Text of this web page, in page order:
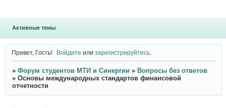
Активные темы
Привет, Гость! Войдите илизарегистрируйтесь
» Форум студентов МТИ и Синергии » Вопросы без ответов
» Основы международных стандартов финансовой
отчетности